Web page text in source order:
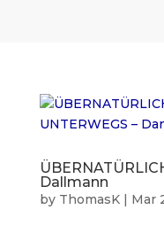
Dallmann
by ThomasK| Mar